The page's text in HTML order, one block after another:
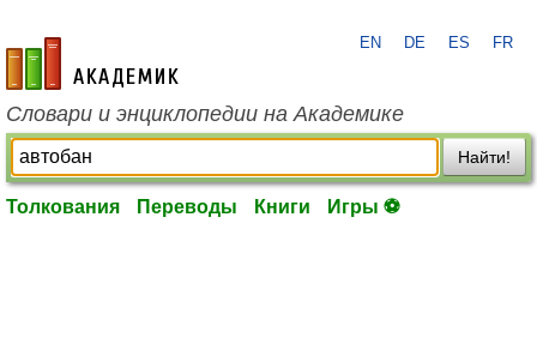
academic.ru
EN DE ES FR
Словари и энциклопедии на Академике
Найти!
Толкования Переводы Книги Игры ⚽